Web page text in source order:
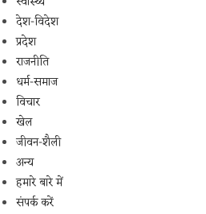
देश-विदेश
प्रदेश
राजनीति
धर्म-समाज
विचार
खेल
जीवन-शैली
अन्य
हमारे बारे में
संपर्क करें